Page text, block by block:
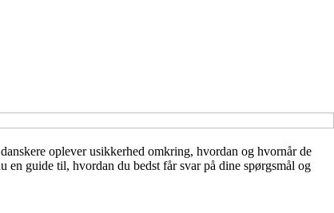
oplever usikkerhed omkring, hvordan og hvornår de
en guide til, hvordan du bedst får svar på dine spørgsmål og